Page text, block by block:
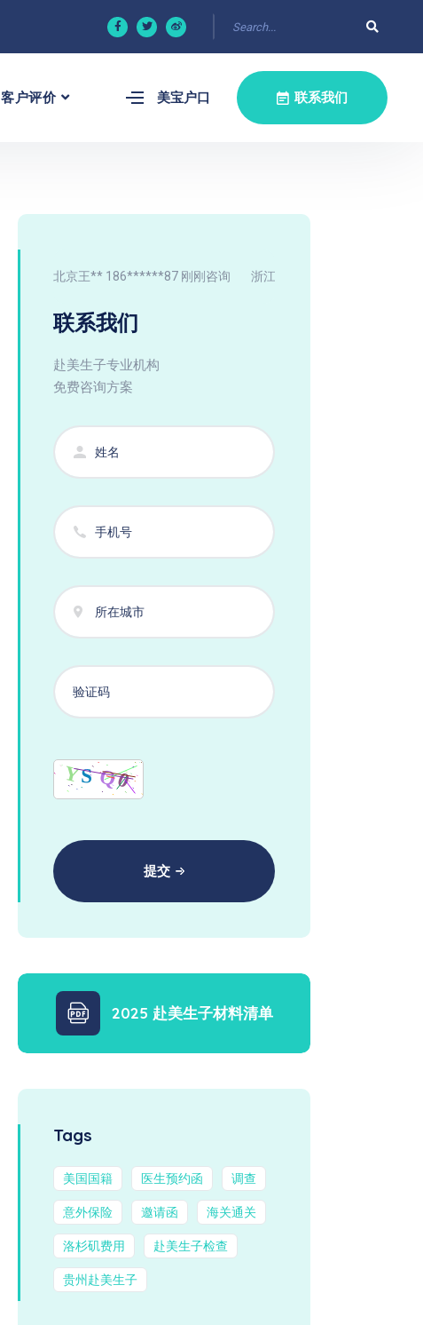
客户评价 美宝户口 联系我们
北京王** 186******87 刚刚咨询 浙江李** 137******90 5分钟前
联系我们
赴美生子专业机构
免费咨询方案
提交
2025 赴美生子材料清单
Tags
美国国籍 医生预约函 调查
意外保险 邀请函 海关通关
洛杉矶费用 赴美生子检查
贵州赴美生子